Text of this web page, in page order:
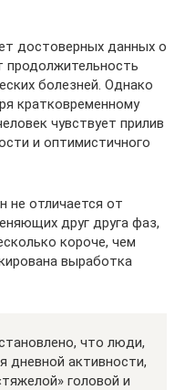
достоверных данных о
болезней. Однако
кратковременному
чувствует прилив
и оптимистичного
не отличается от
друг друга фаз,
короче, чем
выработка
что люди,
дневной активности,
головой и